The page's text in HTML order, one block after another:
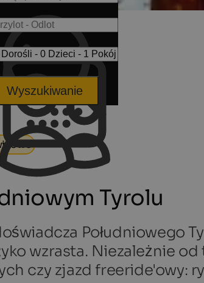
Wyszukiwanie
Tyrolu
Południowego
wzrasta. Niezależnie
czy zjazd freeride'owy: